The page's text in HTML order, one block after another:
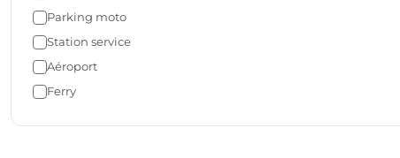
Parking moto
Station service
Aéroport
Ferry